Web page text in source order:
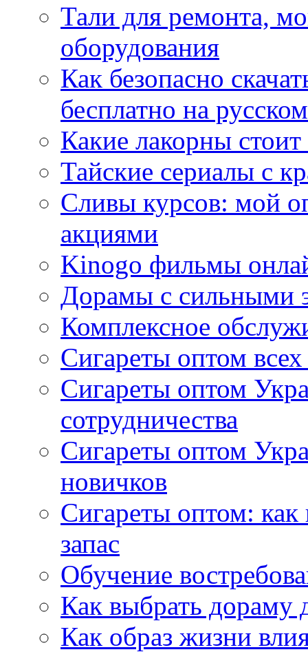
Тали для ремонта,
оборудования
Как безопасно
бесплатно на
Какие лакорны
Тайские сериалы с
Сливы курсов: мой
акциями
Kinogo фильмы
Дорамы с сильными
Комплексное
Сигареты оптом
Сигареты оптом
сотрудничества
Сигареты оптом
новичков
Сигареты оптом:
запас
Обучение
Как выбрать дораму
Как образ жизни